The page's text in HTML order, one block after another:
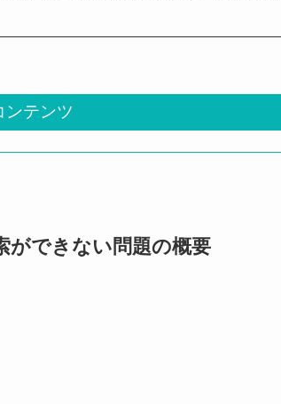
ンテンツ
ができない問題の概要